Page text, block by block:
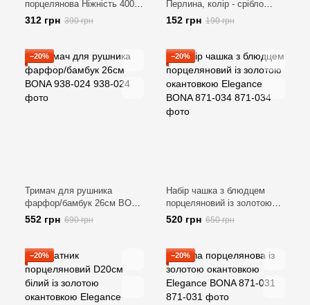
порцелянова Ніжність 400
мл. BONA 993-405
312 грн 390 грн
Перлина, колір - срібло
BONA 992-337
152 грн 190 грн
−20%
Тримач для рушника
фарфор/бамбук 26см BONA
938-024
552 грн 690 грн
−20%
Набір чашка з блюдцем
порцеляновий із золотою
окантовкою Elegance BONA
871-034
520 грн 650 грн
−20% −20%